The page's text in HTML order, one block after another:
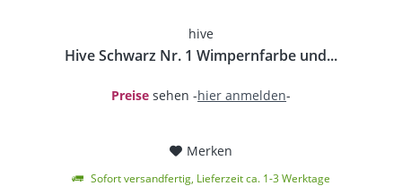
hive
Hive Schwarz Nr. 1 Wimpernfarbe und...
Preise sehen -hier anmelden-
Merken
Sofort versandfertig, Lieferzeit ca. 1-3 Werktage